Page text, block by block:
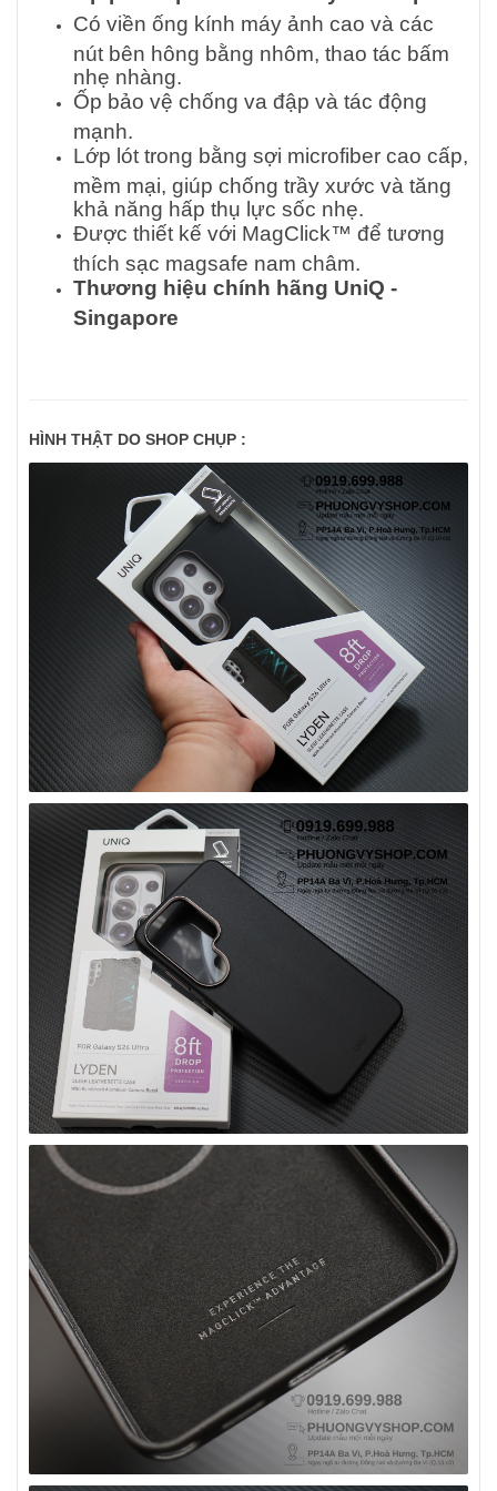
Có viền ống kính máy ảnh cao và các
nút bên hông bằng nhôm, thao tác bấm
nhẹ nhàng.
Ốp bảo vệ chống va đập và tác động
mạnh.
Lớp lót trong bằng sợi microfiber cao cấp,
mềm mại, giúp chống trầy xước và tăng
khả năng hấp thụ lực sốc nhẹ.
Được thiết kế với MagClick™ để tương
thích sạc magsafe nam châm.
Thương hiệu chính hãng UniQ -
Singapore
HÌNH THẬT DO SHOP CHỤP :